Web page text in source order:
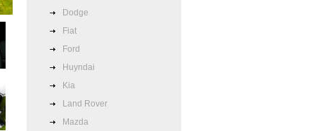
Dodge
Fiat
Ford
Huyndai
Kia
Land Rover
Mazda